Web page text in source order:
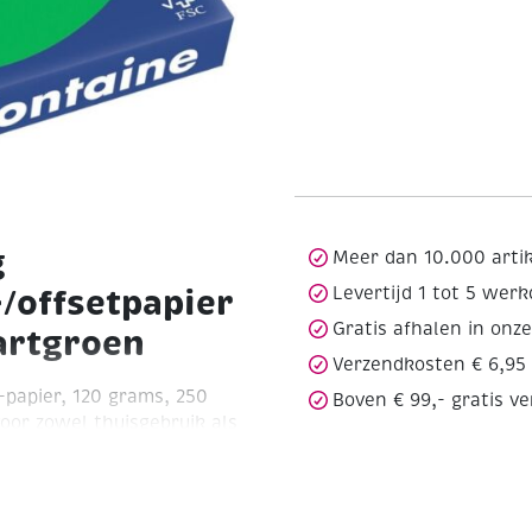
offsetpapier
120 grams, 250
zowel thuisgebruik als
het een unieke en
Meer dan 10.000
Levertijd 1 tot 5
Gratis afhalen in
Verzendkosten € 6,95
Boven € 99,- gratis